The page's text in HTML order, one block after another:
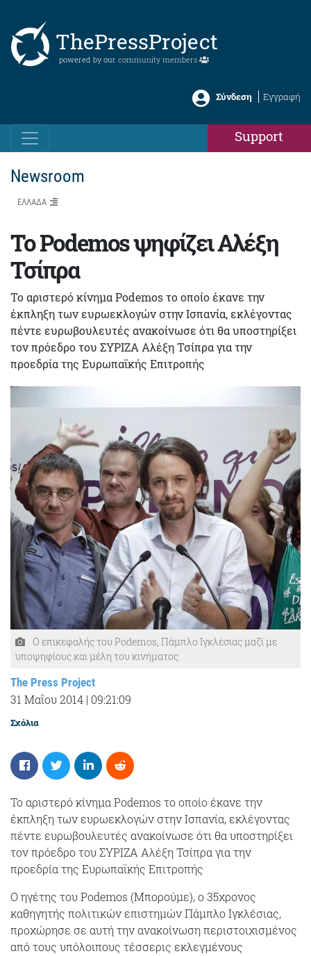
ThePressProject
powered by our community members
Σύνδεση Εγγραφή
Support
Newsroom
ΕΛΛΑΔΑ
Το Podemos ψηφίζει Αλέξη
Τσίπρα
Το αριστερό κίνημα Podemos το οποίο έκανε την
έκπληξη των ευρωεκλογών στην Ισπανία, εκλέγοντας
πέντε ευρωβουλευτές ανακοίνωσε ότι θα υποστηρίξει
τον πρόεδρο του ΣΥΡΙΖΑ Αλέξη Τσίπρα για την
προεδρία της Ευρωπαϊκής Επιτροπής
Ο επικεφαλής του Podemos, Πάμπλο Ιγκλέσιας μαζί με
υποψηφίους και μέλη του κινήματος
The Press Project
31 Μαΐου 2014 | 09:21:09
Σχόλια
Το αριστερό κίνημα Podemos το οποίο έκανε την
έκπληξη των ευρωεκλογών στην Ισπανία, εκλέγοντας
πέντε ευρωβουλευτές ανακοίνωσε ότι θα υποστηρίξει
τον πρόεδρο του ΣΥΡΙΖΑ Αλέξη Τσίπρα για την
προεδρία της Ευρωπαϊκής Επιτροπής
Ο ηγέτης του Podemos (Μπορούμε), ο 35χρονος
καθηγητής πολιτικών επιστημών Πάμπλο Ιγκλέσιας,
προχώρησε σε αυτή την ανακοίνωση περιστοιχισμένος
από τους υπόλοιπους τέσσερις εκλεγμένους